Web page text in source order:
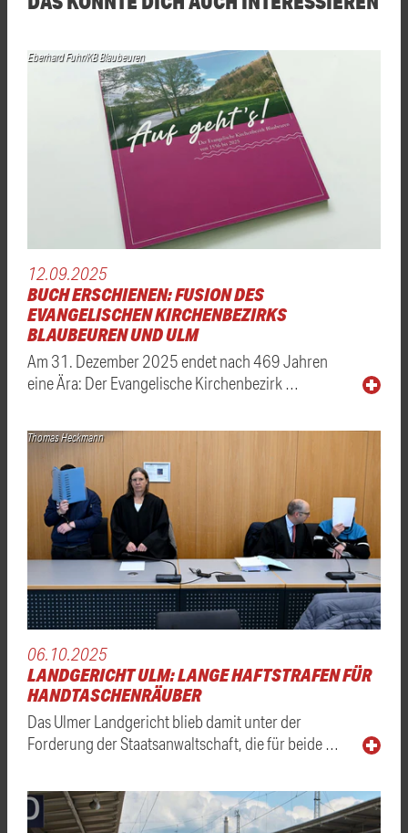
Eberhard Fuhr/KB Blaubeuren
12.09.2025
BUCH ERSCHIENEN: FUSION DES
EVANGELISCHEN KIRCHENBEZIRKS
BLAUBEUREN UND ULM
Am 31. Dezember 2025 endet nach 469 Jahren
eine Ära: Der Evangelische Kirchenbezirk …
Thomas Heckmann
06.10.2025
LANDGERICHT ULM: LANGE HAFTSTRAFEN FÜR
HANDTASCHENRÄUBER
Das Ulmer Landgericht blieb damit unter der
Forderung der Staatsanwaltschaft, die für beide …